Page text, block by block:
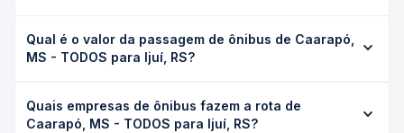
leva em média 24h 30min, podendo variar conforme a
viação, o tipo de serviço (convencional, executivo ou
exata de cada opção na data desejada.
Qual é o valor da passagem de ônibus de Caarapó,
MS - TODOS para Ijuí, RS?
TODOS para Ijuí, RS custa em média R$ 461,87 e varia
conforme a data da viagem, a empresa, o tipo de poltrona
Quais empresas de ônibus fazem a rota de
Caarapó, MS - TODOS para Ijuí, RS?